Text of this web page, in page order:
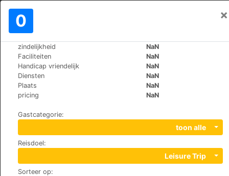
0 ×
zindelijkheid
NaN
Faciliteiten
NaN
Handicap vriendelijk
NaN
Diensten
NaN
Plaats
NaN
pricing
NaN
Gastcategorie:
toon alle
Reisdoel:
Leisure Trip
Sorteer op:
Wereld>Switzerland
B&B Matterhorn Golf
Wildi, 3928